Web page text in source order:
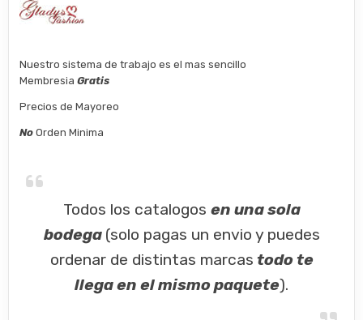
Nuestro sistema de trabajo es el mas sencillo
MembresiaGratis
Precios de Mayoreo
No Orden Minima
Todos los catalogos en una sola
bodega (solo pagas un envio y puedes
ordenar de distintas marcas todo te
llega en el mismo paquete).